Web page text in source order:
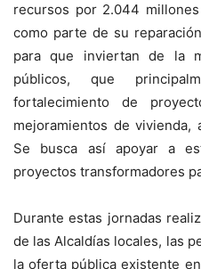
recursos por 2.044
como parte de su
para que inviertan de la
públicos, que
fortalecimiento de
mejoramientos de vivienda,
Se busca así apoyar a
proyectos transformadores
Durante estas jornadas
de las Alcaldías locales, las
la oferta pública existente